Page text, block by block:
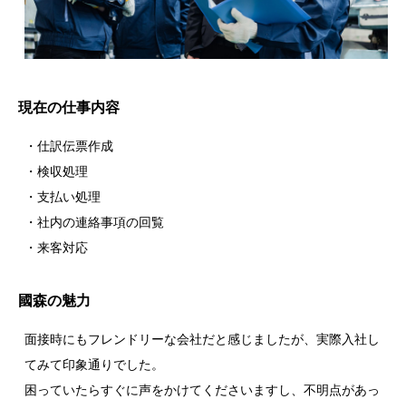
現在の仕事内容
・仕訳伝票作成
・検収処理
・支払い処理
・社内の連絡事項の回覧
・来客対応
國森の魅力
面接時にもフレンドリーな会社だと感じましたが、実際入社し
てみて印象通りでした。
困っていたらすぐに声をかけてくださいますし、不明点があっ